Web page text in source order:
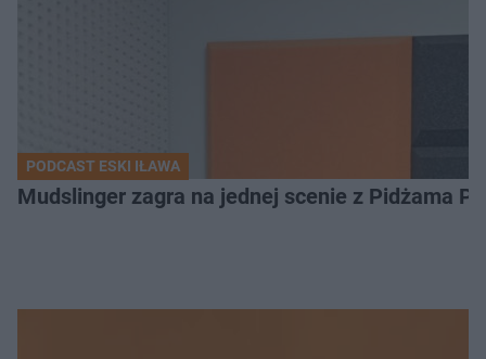
PODCAST ESKI IŁAWA
Mudslinger zagra na jednej scenie z Pidżama